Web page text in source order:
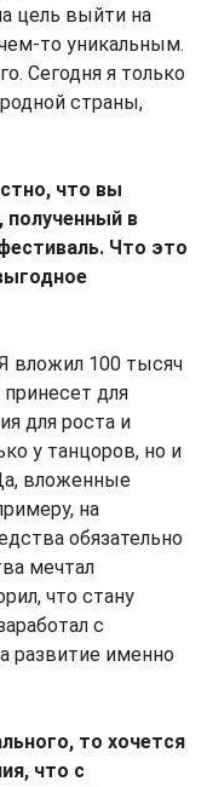
цель выйти на
то уникальным.
Сегодня я только
страны,
что вы
полученный в
Что это
вложил 100 тысяч
для
для роста и
у танцоров, но и
вложенные
на
обязательно
мечтал
что стану
с
развитие именно
то хочется
что с